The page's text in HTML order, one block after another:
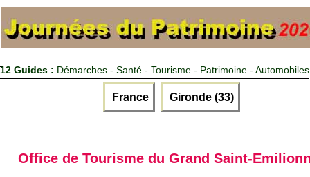
12 Guides : Démarches - Santé - Tourisme - Patrimoine - Automobiles
France Gironde (33)
Office de Tourisme du Grand Saint-